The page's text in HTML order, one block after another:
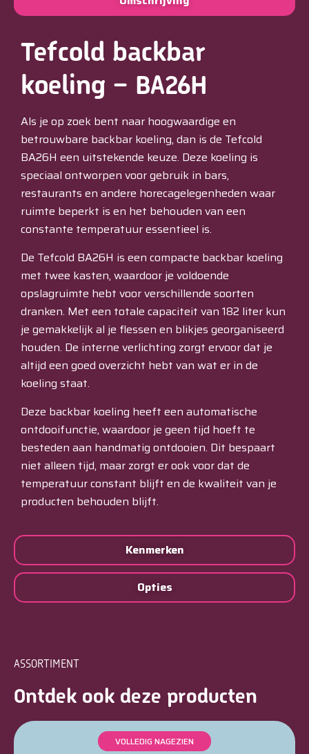
Kenmerken
Opties
Tefcold backbar
koeling – BA26H
Als je op zoek bent naar hoogwaardige en
betrouwbare backbar koeling, dan is de Tefcold
BA26H een uitstekende keuze. Deze koeling is
speciaal ontworpen voor gebruik in bars,
restaurants en andere horecagelegenheden waar
ruimte beperkt is en het behouden van een
constante temperatuur essentieel is.
De Tefcold BA26H is een compacte backbar koeling
met twee kasten, waardoor je voldoende
opslagruimte hebt voor verschillende soorten
dranken. Met een totale capaciteit van 182 liter kun
je gemakkelijk al je flessen en blikjes georganiseerd
houden. De interne verlichting zorgt ervoor dat je
altijd een goed overzicht hebt van wat er in de
koeling staat.
Deze backbar koeling heeft een automatische
ontdooifunctie, waardoor je geen tijd hoeft te
besteden aan handmatig ontdooien. Dit bespaart
niet alleen tijd, maar zorgt er ook voor dat de
temperatuur constant blijft en de kwaliteit van je
producten behouden blijft.
ASSORTIMENT
Ontdek ook deze producten
VOLLEDIG NAGEZIEN